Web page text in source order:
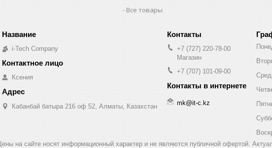
Все товары
i-Tech Company
Ксения
Кабанбай батыра 216 оф 52, Алматы, Казахстан
+7 (727) 220-78-00
Магазин
+7 (707) 101-09-00
mk@it-c.kz
Цены на сайте носят информационный характер и не являются публичной офертой.